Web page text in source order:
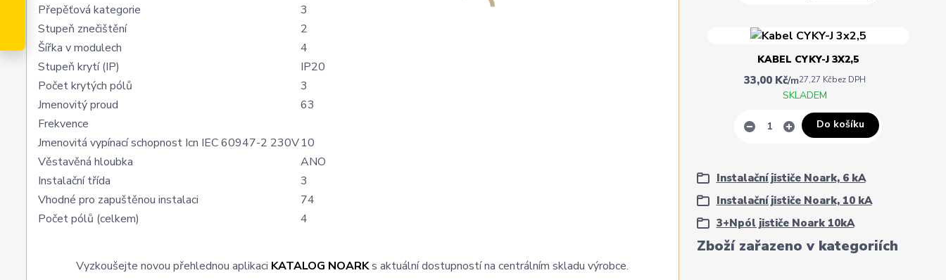
Přepěťová kategorie
3
Stupeň znečištění
2
Šířka v modulech
4
Stupeň krytí (IP)
IP20
Počet krytých pólů
3
Jmenovitý proud
63
Frekvence
Jmenovitá vypínací schopnost Icn IEC 60947-2 230V10
Věstavěná hloubka
ANO
Instalační třída
3
Vhodné pro zapuštěnou instalaci
74
Počet pólů (celkem)
4
Vyzkoušejte novou přehlednou aplikaci KATALOG NOARKs aktuální dostupností na centrálním skladu výrobce.
Zboží zařazeno v kategoriích
Instalační jističe Noark, 6 kA
Instalační jističe Noark, 10 kA
3+Npól jističe Noark 10kA
KABEL CYKY-J 3X2,5
33,00 Kč/m27,27 Kčbez DPH
SKLADEM
Do košíku